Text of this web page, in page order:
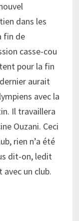
dans les
fin de
casse-cou
pour la fin
aurait
avec la
Il travaillera
Ouzani. Ceci
rien n’a été
dit-on, ledit
un club.